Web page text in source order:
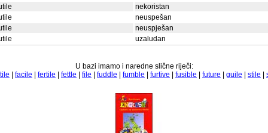
nekoristan
neuspešan
neuspješan
uzaludan
U bazi imamo i naredne slične riječi:
facile fertile fettle file fuddle fumble furtive fusible future guile stile